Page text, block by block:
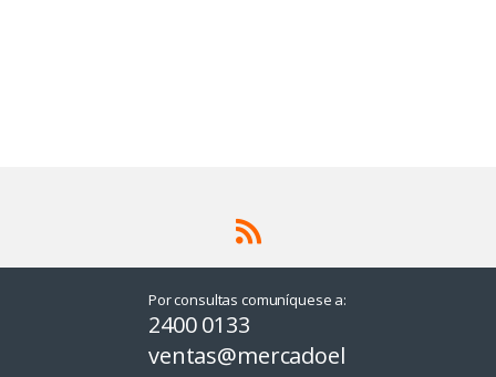
Por consultas comuníquese a:
2400 0133
ventas@mercadoel